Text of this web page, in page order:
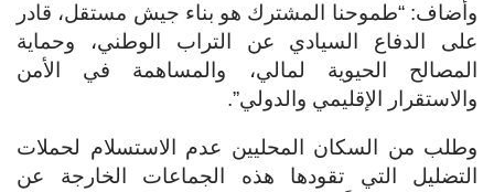
وأضاف: “طموحنا المشترك هو بناء جيش مستقل، قادر
على الدفاع السيادي عن التراب الوطني، وحماية
المصالح الحيوية لمالي، والمساهمة في الأمن
والاستقرار الإقليمي والدولي”.
وطلب من السكان المحليين عدم الاستسلام لحملات
التضليل التي تقودها هذه الجماعات الخارجة عن